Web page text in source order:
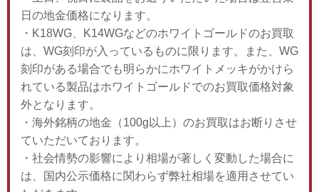
日の地金価格になります。
・K18WG、K14WGなどのホワイトゴールドのお買取
は、WG刻印が入っているものに限ります。また、WG
刻印がある場合でも明らかにホワイトメッキがかけら
れている製品はホワイトゴールドでのお買取価格対象
外となります。
・海外銘柄の地金（100g以上）のお買取はお断りさせ
ていただいております。
・社会情勢の影響により相場が著しく変動した場合に
は、国内公示価格に関わらず弊社相場を適用させてい